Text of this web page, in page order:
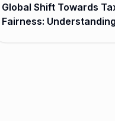
Global Shift Towards
Fairness: Understanding